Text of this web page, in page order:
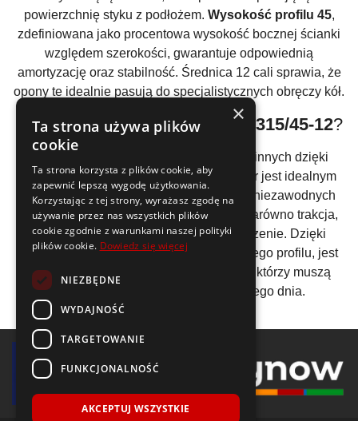
powierzchnię styku z podłożem. Wysokość profilu 45,
zdefiniowana jako procentowa wysokość bocznej ścianki
względem szerokości, gwarantuje odpowiednią
amortyzację oraz stabilność. Średnica 12 cali sprawia, że
opony te idealnie pasują do specjalistycznych obręczy kół.
Dlaczego warto wybraćopony 315/45-12?
wyróżniają się na tle innych dzięki
swojej trwałości i wydajności. Ten rozmiar jest idealnym
rozwiązaniem dla tych, którzy poszukują niezawodnych
opon do wymagających aplikacji, gdzie zarówno trakcja,
jak i komfort jazdy mają kluczowe znaczenie. Dzięki
unikalnemu połączeniu szerokości i niskiego profilu, jest
idealnym wyborem dla profesjonalistów, którzy muszą
polegać na swoich pojazdach każdego dnia.
×
Ta strona używa plików
cookie
Ta strona korzysta z plików cookie, aby
zapewnić lepszą wygodę użytkowania.
Korzystając z tej strony, wyrażasz zgodę na
używanie przez nas wszystkich plików
cookie zgodnie z warunkami naszej polityki
plików cookie. Dowiedz się więcej
NIEZBĘDNE
WYDAJNOŚĆ
TARGETOWANIE
FUNKCJONALNOŚĆ
AKCEPTUJ WSZYSTKIE